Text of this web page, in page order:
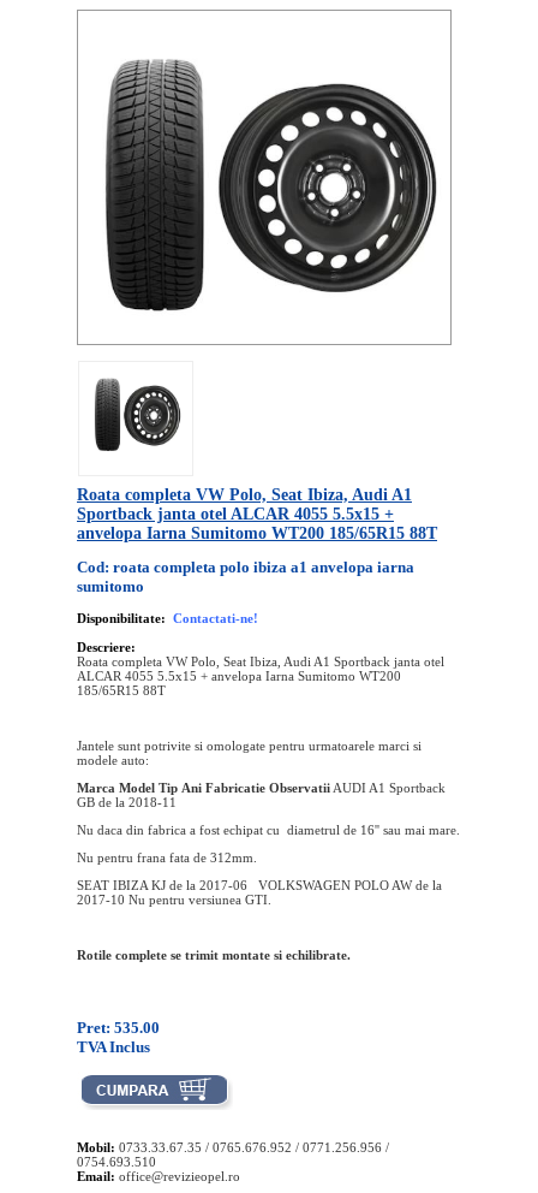
Roata completa VW Polo, Seat Ibiza, Audi A1
Sportback janta otel ALCAR 4055 5.5x15 +
anvelopa Iarna Sumitomo WT200 185/65R15 88T
Cod: roata completa polo ibiza a1 anvelopa iarna
sumitomo
Disponibilitate: Contactati-ne!
Descriere:
Roata completa VW Polo, Seat Ibiza, Audi A1 Sportback janta otel
ALCAR 4055 5.5x15 + anvelopa Iarna Sumitomo WT200
185/65R15 88T
Jantele sunt potrivite si omologate pentru urmatoarele marci si
modele auto:
Marca Model Tip Ani Fabricatie Observatii AUDI A1 Sportback
GB de la 2018-11
Nu daca din fabrica a fost echipat cu diametrul de 16'' sau mai mare.
Nu pentru frana fata de 312mm.
SEAT IBIZA KJ de la 2017-06 VOLKSWAGEN POLO AW de la
2017-10 Nu pentru versiunea GTI.
Rotile complete se trimit montate si echilibrate.
Pret: 535.00
TVA Inclus
Mobil: 0733.33.67.35 / 0765.676.952 / 0771.256.956 /
0754.693.510
Email: office@revizieopel.ro